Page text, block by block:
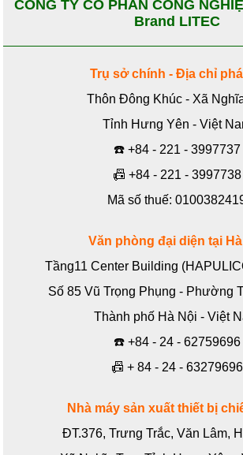
CÔNG TY CỔ PHẦN CÔNG
Brand LITEC
Trụ sở chính - Địa chỉ
Thôn Đông Khúc - Xã
Tỉnh Hưng Yên - Việt
☎️ +84 - 221 - 3997737
📠 +84 - 221 - 3997738
Mã số thuế:
Văn phòng đại diện tại
Tầng11 Center Building
Số 85 Vũ Trọng Phụng - Phường
Thành phố Hà Nội - Việt
☎️ +84 - 24 - 62759696
📠 + 84 - 24 - 63279696
Nhà máy sản xuất thiết bị
ĐT.376, Trưng Trắc, Văn Lâm,